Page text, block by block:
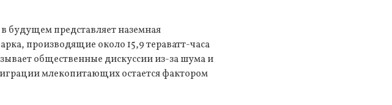
будущем представляет наземная
производящие около 15,9 тераватт-часа
общественные дискуссии из-за шума и
млекопитающих остается фактором